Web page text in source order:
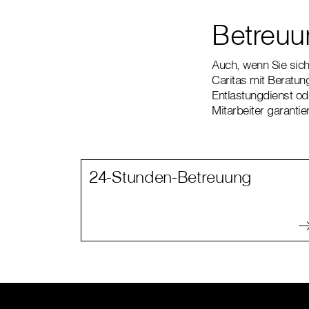
Auch, wenn Sie
Caritas mit
Entlastungdienst
Mitarbeiter
24-Stunden-Betreuung